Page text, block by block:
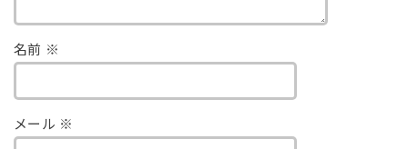
名前 ※
メール ※